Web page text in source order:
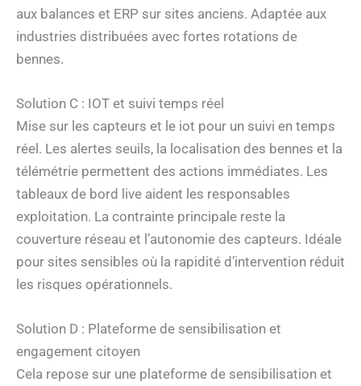
aux balances et ERP sur sites anciens. Adaptée aux
industries distribuées avec fortes rotations de
bennes.
Solution C : IOT et suivi temps réel
Mise sur les capteurs et le iot pour un suivi en temps
réel. Les alertes seuils, la localisation des bennes et la
télémétrie permettent des actions immédiates. Les
tableaux de bord live aident les responsables
exploitation. La contrainte principale reste la
couverture réseau et l’autonomie des capteurs. Idéale
pour sites sensibles où la rapidité d’intervention réduit
les risques opérationnels.
Solution D : Plateforme de sensibilisation et
engagement citoyen
Cela repose sur une plateforme de sensibilisation et